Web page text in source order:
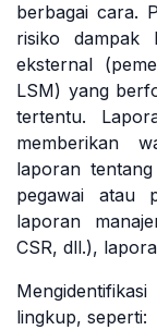
berbagai cara.
risiko dampak
eksternal
LSM) yang
tertentu.
memberikan
laporan tentang
pegawai atau
laporan
CSR, dll.),
lingkup, seperti: